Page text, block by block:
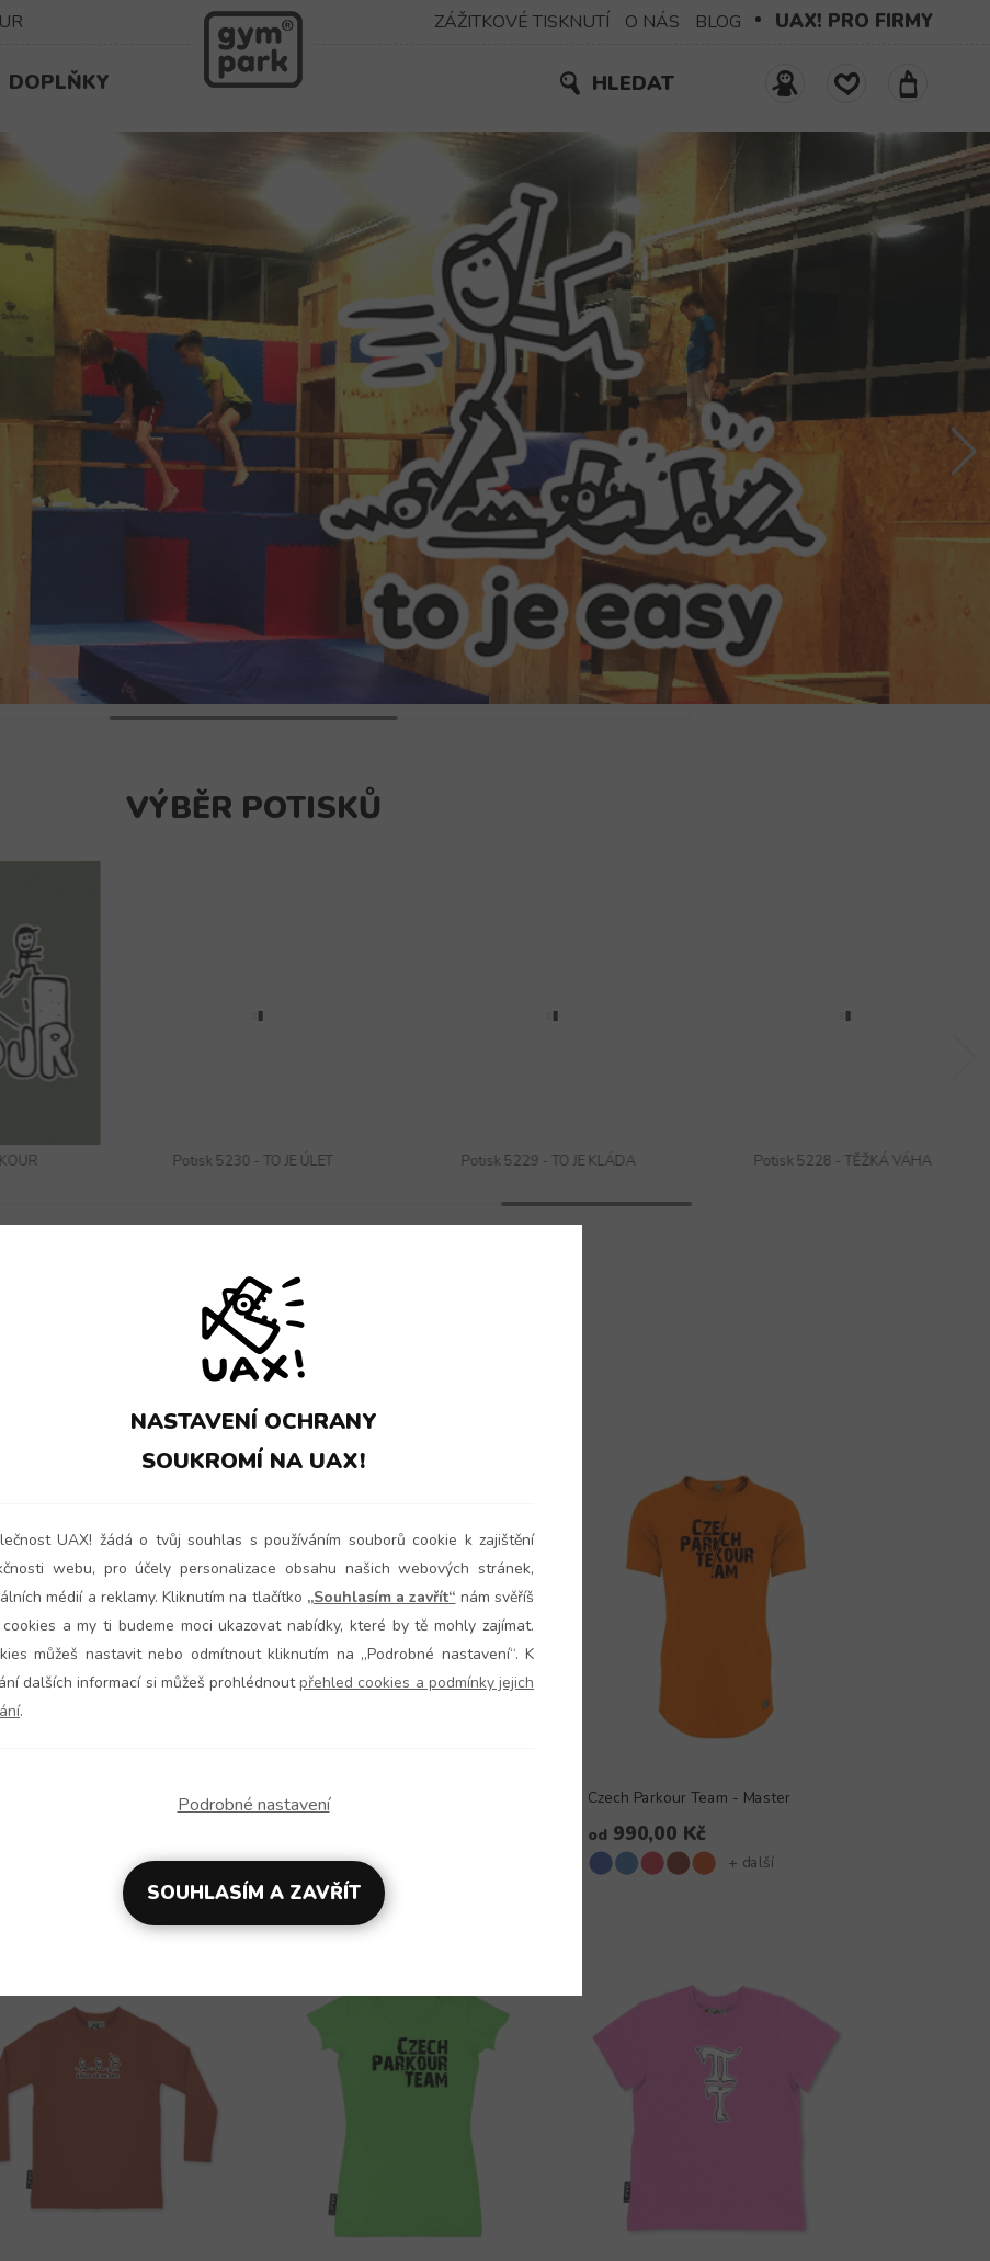
ZÁŽITKOVÉ TISKNUTÍ O NÁS BLOG UAX! PRO FIRMY
DOPLŇKY HLEDAT
VÝBĚR POTISKŮ
Potisk 5230 - TO JE ÚLET Potisk 5229 - TO JE KLÁDA Potisk 5228 - TĚŽKÁ VÁHA
KOLEKCE VŠECHNY PRODUKTY
+ další
Czech Parkour Team - Side Czech Parkour Team - Master
od 990,00 Kč
+ další
NASTAVENÍ OCHRANY
SOUKROMÍ NA UAX!
UAX! žádá o tvůj souhlas s používáním souborů cookie k zajištění
webu, pro účely personalizace obsahu našich webových stránek,
médií a reklamy. Kliknutím na tlačítko „Souhlasím a zavřít“ nám svěříš
a my ti budeme moci ukazovat nabídky, které by tě mohly zajímat.
můžeš nastavit nebo odmítnout kliknutím na „Podrobné nastavení“. K
dalších informací si můžeš prohlédnoutpřehled cookies a podmínky jejich
.
Podrobné nastavení
SOUHLASÍM A ZAVŘÍT